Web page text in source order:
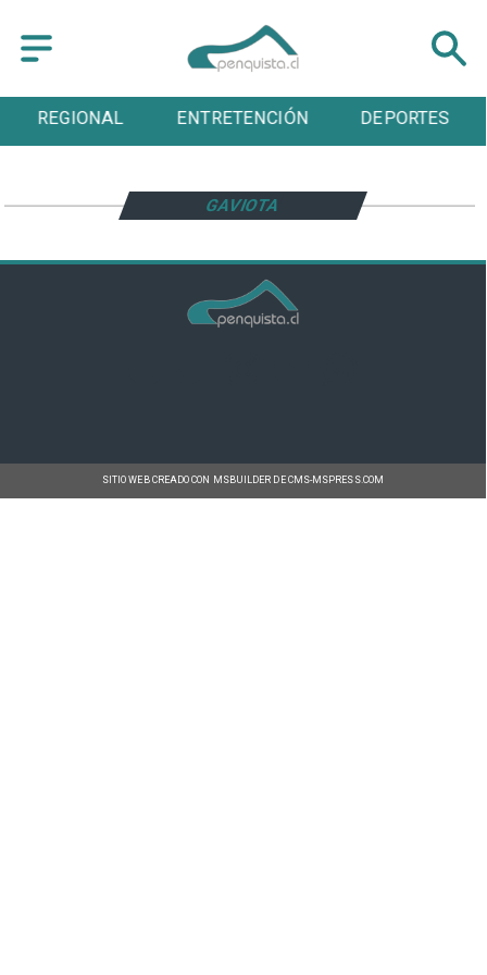
REGIONAL ENTRETENCIÓN DEPORTES
GAVIOTA
SITIO WEB CREADO CON MSBUILDER DE CMS-MSPRESS.COM